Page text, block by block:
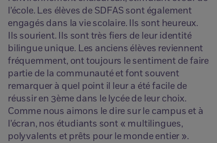
l’école. Les élèves de SDFAS sont également
engagés dans la vie scolaire. Ils sont heureux.
Ils sourient. Ils sont très fiers de leur identité
bilingue unique. Les anciens élèves reviennent
fréquemment, ont toujours le sentiment de faire
partie de la communauté et font souvent
remarquer à quel point il leur a été facile de
réussir en 3ème dans le lycée de leur choix.
Comme nous aimons le dire sur le campus et à
l’écran, nos étudiants sont « multilingues,
polyvalents et prêts pour le monde entier ».